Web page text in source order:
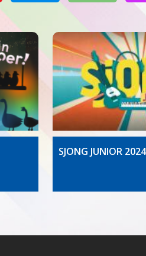
SJONG JUNIOR 2024